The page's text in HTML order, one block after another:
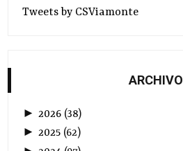
Tweets by CSViamonte
ARCHIVO
► 2026 (38)
►2025 (62)